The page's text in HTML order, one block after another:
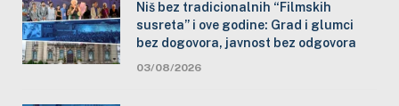
Niš bez tradicionalnih “Filmskih
susreta” i ove godine: Grad i glumci
bez dogovora, javnost bez odgovora
03/08/2026